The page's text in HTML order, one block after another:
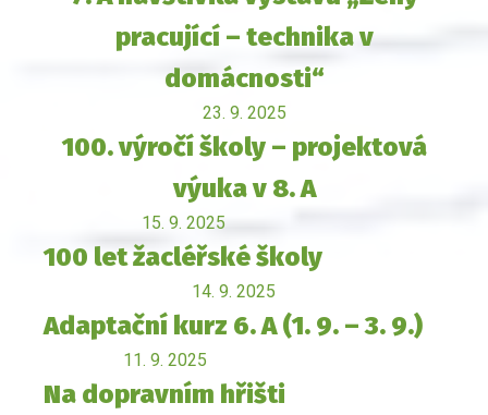
pracující – technika v
domácnosti“
23. 9. 2025
100. výročí školy – projektová
výuka v 8. A
15. 9. 2025
100 let žacléřské školy
14. 9. 2025
Adaptační kurz 6. A (1. 9. – 3. 9.)
11. 9. 2025
Na dopravním hřišti